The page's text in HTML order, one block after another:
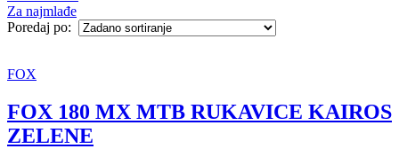
Za najmlađe
Poredaj po:
FOX
FOX 180 MX MTB RUKAVICE KAIROS
ZELENE